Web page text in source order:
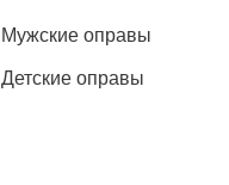
Детские оправы
Мужские оправы